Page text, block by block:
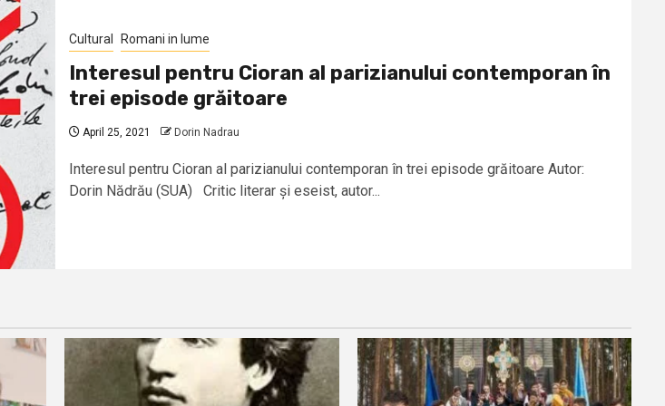
Cultural Romani in lume
Interesul pentru Cioran al parizianului contemporan în
trei episode grăitoare
April 25, 2021 Dorin Nadrau
Interesul pentru Cioran al parizianului contemporan în trei episode grăitoare Autor:
Dorin Nădrău (SUA) Critic literar și eseist, autor...